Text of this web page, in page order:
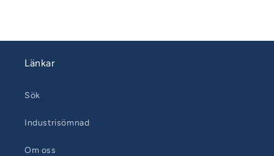
Länkar
Sök
Industrisömnad
Om oss